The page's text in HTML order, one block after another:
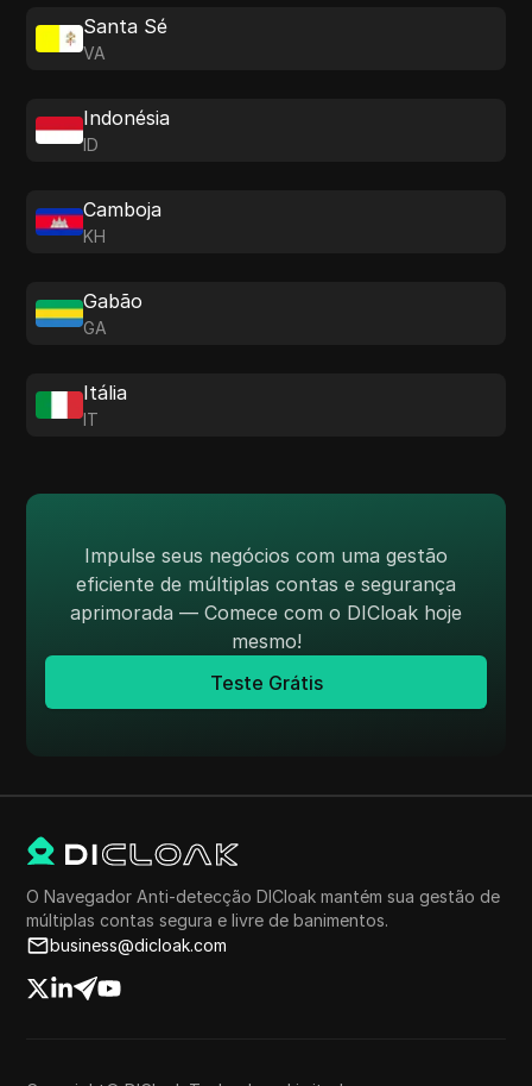
Santa Sé
VA
Indonésia
ID
Camboja
KH
Gabão
GA
Itália
IT
Impulse seus negócios com uma gestão
eficiente de múltiplas contas e segurança
aprimorada — Comece com o DICloak hoje
mesmo!
Teste Grátis
O Navegador Anti-detecção DICloak mantém sua gestão de
múltiplas contas segura e livre de banimentos.
business@dicloak.com